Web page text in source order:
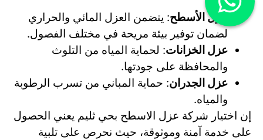
عزل الأسطح: يتضمن العزل المائي والحراري
لضمان توفير بيئة مريحة في مختلف الفصول.
عزل الخزانات: لحماية المياه من التلوث
والمحافظة على جودتها.
عزل الجدران: حماية المباني من تسرب الرطوبة
والمياه.
إن اختيار شركة عزل الاسطح بحي ثليم يعني الحصول
على خدمة آمنة وموثوقة، حيث نحرص على تلبية